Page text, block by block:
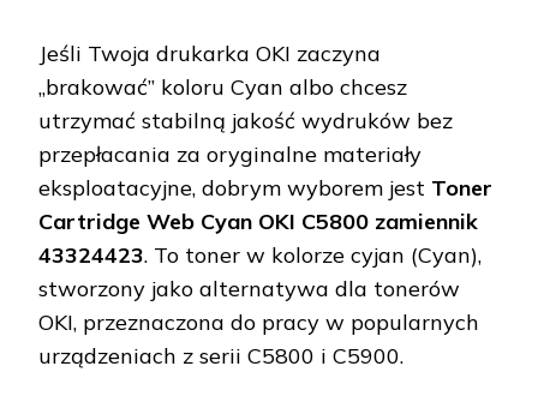
Jeśli Twoja drukarka OKI zaczyna
„brakować” koloru Cyan albo chcesz
utrzymać stabilną jakość wydruków bez
przepłacania za oryginalne materiały
eksploatacyjne, dobrym wyborem jest Toner
Cartridge Web Cyan OKI C5800 zamiennik
43324423. To toner w kolorze cyjan (Cyan),
stworzony jako alternatywa dla tonerów
OKI, przeznaczona do pracy w popularnych
urządzeniach z serii C5800 i C5900.